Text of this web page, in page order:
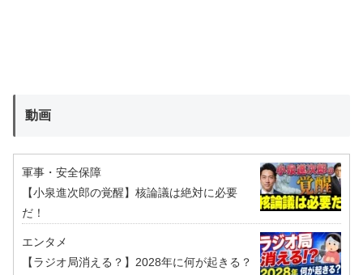
動画
軍事・安全保障
【小泉進次郎の覚醒】核論議は絶対に必要
だ！
エンタメ
【ラジオ局消える？】2028年に何が起きる？